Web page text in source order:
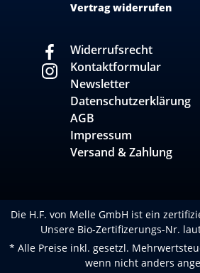
Vertrag widerrufen
Widerrufsrecht
Kontaktformular
Newsletter
Datenschutzerklärung
AGB
Impressum
Versand & Zahlung
Die H.F. von Melle GmbH ist ein
Unsere Bio-Zertifizerungs-Nr.
* Alle Preise inkl. gesetzl.
wenn nicht anders